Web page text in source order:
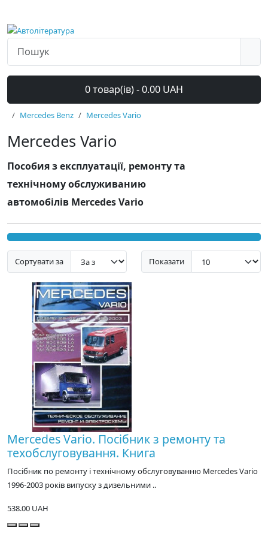
0 товар(ів) - 0.00 UAH
Mercedes Benz Mercedes Vario
Mercedes Vario
Пособия з експлуатації, ремонту та
технічному обслуживанию
автомобілів Mercedes Vario
Сортувати за Показати
Mercedes Vario. Посібник з ремонту та
техобслуговування. Книга
Посібник по ремонту і технічному обслуговуванню Mercedes Vario
1996-2003 років випуску з дизельними ..
538.00 UAH